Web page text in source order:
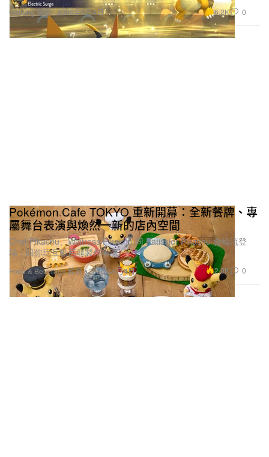
Gaming 遊戲 2026年6月4日
6.2K 0
Food & Beverage 飲食
Pokémon Cafe TOKYO 重新開幕：全新餐牌、專
屬舞台表演與煥然一新的店內空間
Chef Pikachu、Waitress Pikachu 同 Patissier Pikachu 會輪流登
場，陪你玩互動芭菲製作表演。
2026年6月4日 2.0K 0